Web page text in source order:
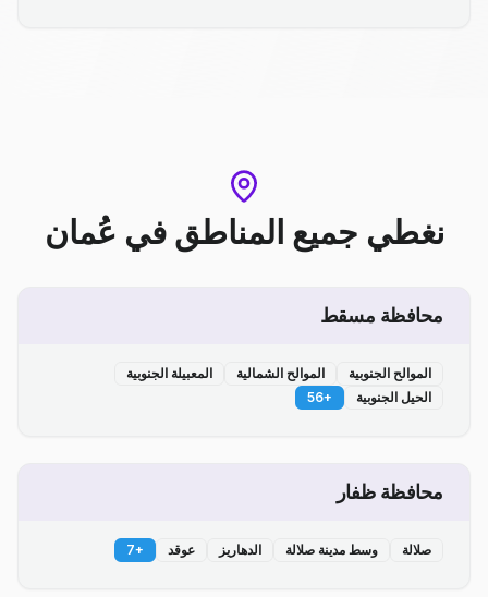
نغطي جميع المناطق في عُمان
محافظة مسقط
الموالح الجنوبية الموالح الشمالية
المعبيلة الجنوبية
الحيل الجنوبية
+
56
محافظة ظفار
صلالة وسط مدينة صلالة الدهاريز عوقد +
7